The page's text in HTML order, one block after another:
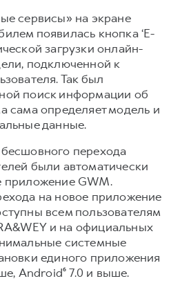
сервисы» на экране
появилась кнопка ‘E-
загрузки онлайн-
подключенной к
Так был
поиск информации об
сама определяет модель и
данные.
перехода
были автоматически
приложение GWM.
на новое приложение
всем пользователям
и на официальных
системные
единого приложения
Android⁶ 7.0 и выше.​